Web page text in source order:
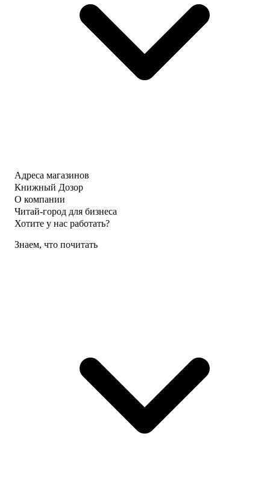
Адреса магазинов
Книжный Дозор
О компании
Читай-город для бизнеса
Хотите у нас работать?
Знаем, что почитать